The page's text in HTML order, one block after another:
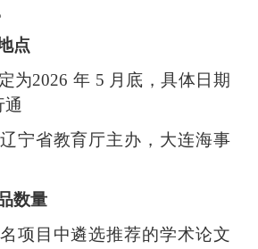
点
为2026 年 5 月底，具体日期
通
宁省教育厅主办，大连海事
数量
项目中遴选推荐的学术论文